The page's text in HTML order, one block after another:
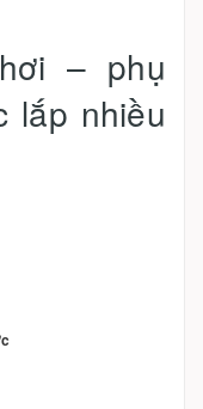
– phụ
lắp nhiều